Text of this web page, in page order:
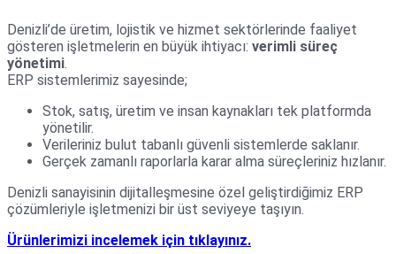
Denizli’de üretim, lojistik ve hizmet sektörlerinde faaliyet
gösteren işletmelerin en büyük ihtiyacı: verimli süreç
yönetimi.
ERP sistemlerimiz sayesinde;
Stok, satış, üretim ve insan kaynakları tek platformda
yönetilir.
Verileriniz bulut tabanlı güvenli sistemlerde saklanır.
Gerçek zamanlı raporlarla karar alma süreçleriniz hızlanır.
Denizli sanayisinin dijitalleşmesine özel geliştirdiğimiz ERP
çözümleriyle işletmenizi bir üst seviyeye taşıyın.
Ürünlerimizi incelemek için tıklayınız.